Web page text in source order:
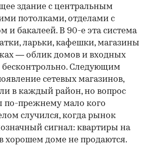
здание с центральным
потолками, отделами с
и бакалеей. В 90-е эта система
ларьки, кафешки, магазины
— облик домов и входных
бесконтрольно. Следующим
сетевых магазинов,
в каждый район, но вопрос
по-прежнему мало кого
случился, когда рынок
сигнал: квартиры на
хорошем доме не продаются.